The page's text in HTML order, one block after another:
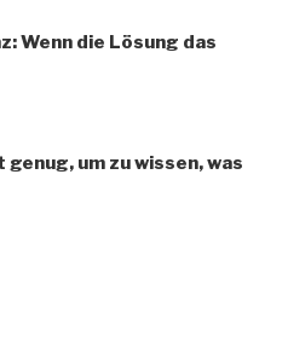
Wenn die Lösung das
um zu wissen, was